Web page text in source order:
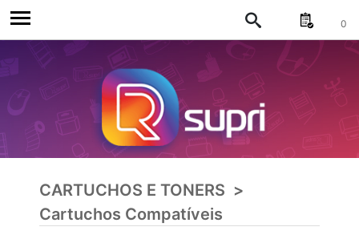
0
CARTUCHOS E TONERS >
Cartuchos Compatíveis